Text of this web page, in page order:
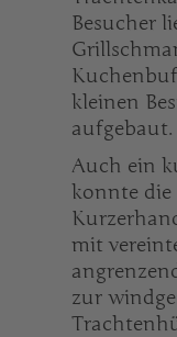
Besucher
kleinen
aufgebaut.
Auch ein
konnte die
mit
zur